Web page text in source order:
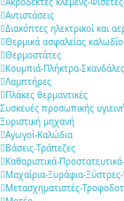
Αντιστάσεις
Διακόπτες ηλεκτρικοί και
Θερμικά ασφαλείας
Θερμοστάτες
Κουμπιά-Πλήκτρα-
Λαμπτήρες
Πλάκες θερμαντικές
Συσκευές προσωπικής
Ξυριστική μηχανή
Αγωγοί-Καλώδια
Βάσεις-Τράπεζες
Καθαριστικά-
Μαχαίρια-Ξυράφια-Ξύστρες-
Μετασχηματιστές-